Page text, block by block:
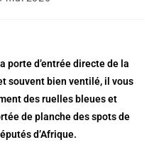
porte d’entrée directe de la
souvent bien ventilé, il vous
des ruelles bleues et
de planche des spots de
d’Afrique.